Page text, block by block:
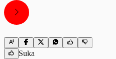
Suka